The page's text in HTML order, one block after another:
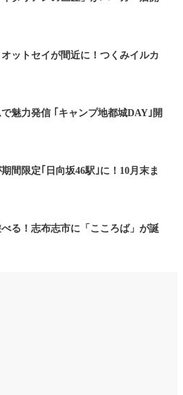
オットセイが間近に！つくみイルカ
で魅力発信 ｢キャンプ地都城DAY｣開
間限定｢日向坂46駅｣に！10月末ま
べる！志布志市に「こころば」が誕